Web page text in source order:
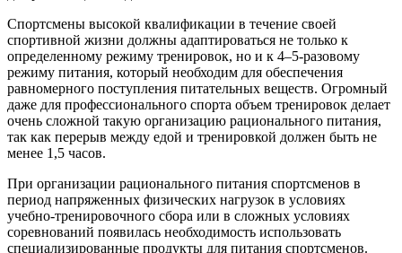
Спортсмены высокой квалификации в течение своей
спортивной жизни должны адаптироваться не только к
определенному режиму тренировок, но и к 4–5-разовому
режиму питания, который необходим для обеспечения
равномерного поступления питательных веществ. Огромный
даже для профессионального спорта объем тренировок делает
очень сложной такую организацию рационального питания,
так как перерыв между едой и тренировкой должен быть не
менее 1,5 часов.
При организации рационального питания спортсменов в
период напряженных физических нагрузок в условиях
учебно-тренировочного сбора или в сложных условиях
соревнований появилась необходимость использовать
специализированные продукты для питания спортсменов.